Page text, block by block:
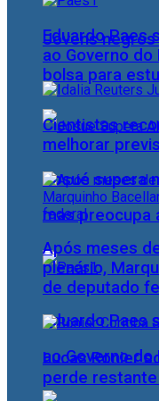
Jovens negros
bolsa para
Josué supera
mas preocupa
Eduardo Paes
ao Governo do
Eduardo Paes
ao Governo do
Cientistas
melhorar
Após meses
plenário,
de deputado
Lucas Ronier
perde